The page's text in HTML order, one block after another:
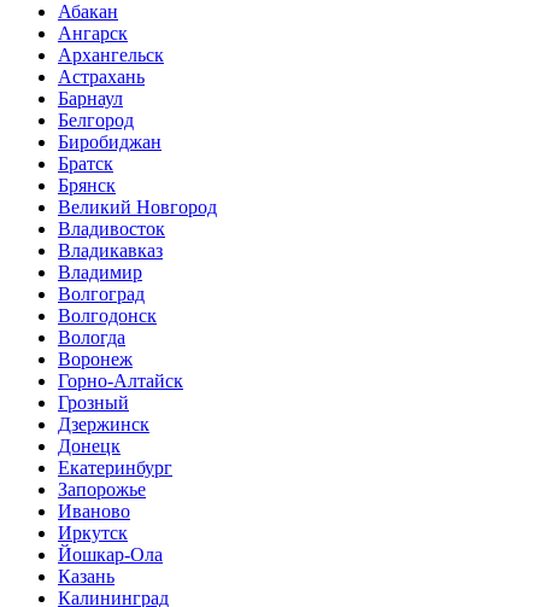
Абакан
Ангарск
Архангельск
Астрахань
Барнаул
Белгород
Биробиджан
Братск
Брянск
Великий Новгород
Владивосток
Владикавказ
Владимир
Волгоград
Волгодонск
Вологда
Воронеж
Горно-Алтайск
Грозный
Дзержинск
Донецк
Екатеринбург
Запорожье
Иваново
Иркутск
Йошкар-Ола
Казань
Калининград